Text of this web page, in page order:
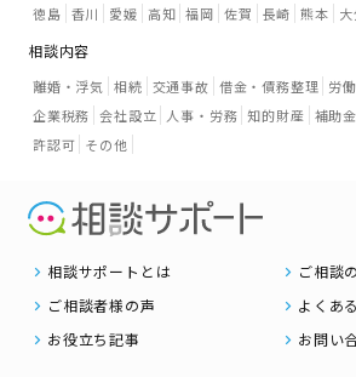
徳島 香川 愛媛 高知 福岡 佐賀 長崎 熊本
相談内容
離婚・浮気 相続 交通事故 借金・債務整理 労
企業税務 会社設立 人事・労務 知的財産 補助
許認可 その他
相談サポートとは
ご相談
ご相談者様の声
よくあ
お役立ち記事
お問い